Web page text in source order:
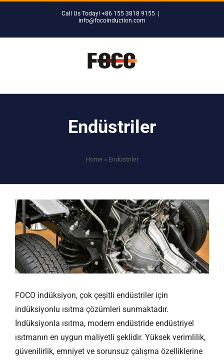
Call Us Today! +86 155 3818 9155
info@focoinduction.com
Endüstriler
Home » Endüstriler
FOCO indüksiyon, çok çeşitli endüstriler için
indüksiyonlu ısıtma çözümleri sunmaktadır.
İndüksiyonla ısıtma, modern endüstride endüstriyel
ısıtmanın en uygun maliyetli şeklidir. Yüksek verimlilik,
güvenilirlik, emniyet ve sorunsuz çalışma özelliklerine